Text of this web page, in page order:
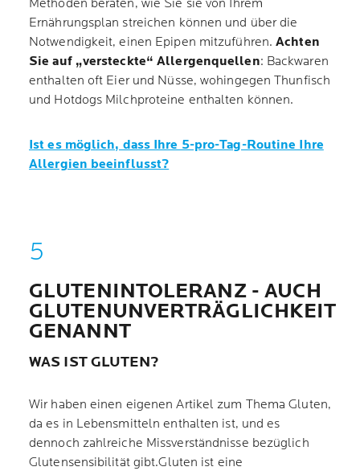
Methoden beraten, wie Sie sie von Ihrem
Ernährungsplan streichen können und über die
Notwendigkeit, einen Epipen mitzuführen.Achten
Sie auf „versteckte“ Allergenquellen: Backwaren
enthalten oft Eier und Nüsse, wohingegen Thunfisch
und Hotdogs Milchproteine enthalten können.
Ist es möglich, dass Ihre 5-pro-Tag-Routine Ihre
Allergien beeinflusst?
GLUTENINTOLERANZ - AUCH
GLUTENUNVERTRÄGLICHKEIT
GENANNT
WAS IST GLUTEN?
Wir haben einen eigenen Artikel zum Thema Gluten,
da es in Lebensmitteln enthalten ist, und es
dennoch zahlreiche Missverständnisse bezüglich
Glutensensibilität gibt.Gluten ist eine